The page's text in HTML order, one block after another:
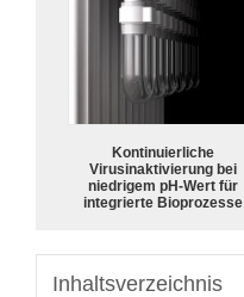
Kontinuierliche
Virusinaktivierung bei
niedrigem pH-Wert für
integrierte Bioprozesse
Inhaltsverzeichnis